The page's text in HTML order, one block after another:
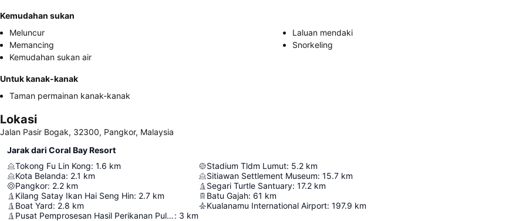
Kemudahan sukan
Meluncur
Laluan mendaki
Memancing
Snorkeling
Kemudahan sukan air
Untuk kanak-kanak
Taman permainan kanak-kanak
Lokasi
Jalan Pasir Bogak, 32300, Pangkor, Malaysia
Jarak dari Coral Bay Resort
Tokong Fu Lin Kong: 1.6 km
Kota Belanda: 2.1 km
Pangkor: 2.2 km
Kilang Satay Ikan Hai Seng Hin: 2.7 km
Boat Yard: 2.8 km
Pusat Pemprosesan Hasil Perikanan Pulau Pangkor: 3 km
Stadium Tldm Lumut: 5.2 km
Sitiawan Settlement Museum: 15.7 km
Segari Turtle Santuary: 17.2 km
Batu Gajah: 61 km
Kualanamu International Airport: 197.9 km